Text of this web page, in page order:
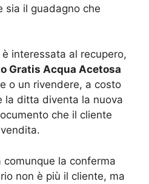
sia il guadagno che
interessata al recupero,
Gratis Acqua Acetosa
o un rivendere, a costo
la ditta diventa la nuova
che il cliente
comunque la conferma
non è più il cliente, ma